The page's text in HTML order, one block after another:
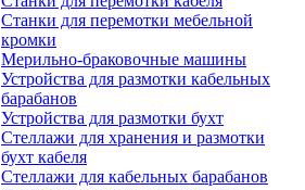
Станки для перемотки мебельной
кромки
Мерильно-браковочные машины
Устройства для размотки кабельных
барабанов
Устройства для размотки бухт
Стеллажи для хранения и размотки
бухт кабеля
Стеллажи для кабельных барабанов